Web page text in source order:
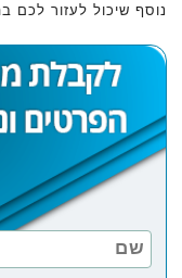
נוסף שיכול לעזור לכם